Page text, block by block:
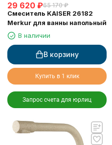
29 620 ₽65 170 ₽
Смеситель KAISER 26182
Merkur для ванны напольный
В наличии
В корзину
Купить в 1 клик
Запрос счета для юрлиц